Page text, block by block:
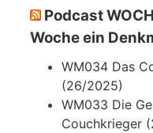
Podcast
Woche ein
WM034 Das
(26/2025)
WM033 Die
Couchkrieger